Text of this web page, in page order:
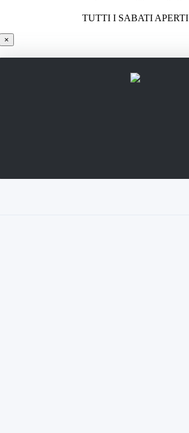
TUTTI I SABATI APERTI
×